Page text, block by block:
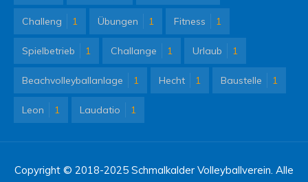
Challeng 1 Übungen 1 Fitness 1
Spielbetrieb 1 Challange 1 Urlaub 1
Beachvolleyballanlage 1 Hecht 1 Baustelle 1
Leon 1 Laudatio 1
Copyright © 2018-2025 Schmalkalder Volleyballverein. Alle